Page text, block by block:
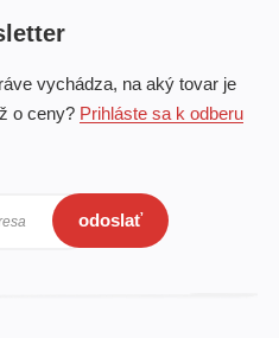
vychádza, na aký tovar je
o ceny? Prihláste sa k odberu
odoslať